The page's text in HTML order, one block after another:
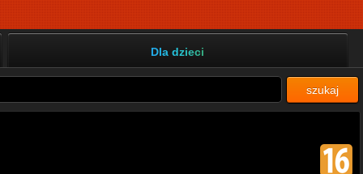
Dla dzieci
szukaj